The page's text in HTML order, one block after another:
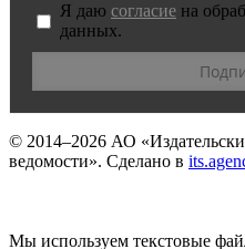
Я даю согласие на
данных.
© 2014–2026 АО
ведомости». Сделано в
Мы используем текстовые